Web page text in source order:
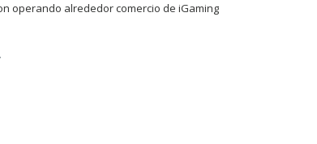
operando alrededor comercio de iGaming